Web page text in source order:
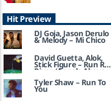
Hit Preview
DJ Goja, Jason Derulo
& Melody – Mi Chico
David Guetta, Alok,
Stick Figure – Run Run
River (Angels Above
Me)
Tyler Shaw – Run To
You